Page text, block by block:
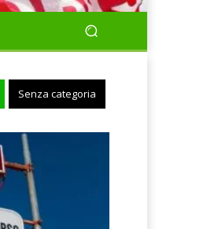
Senza categoria